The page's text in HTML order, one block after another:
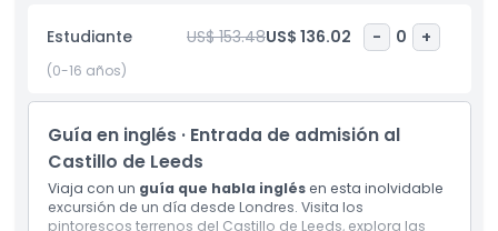
en barco por el río Támesis, ofreciendo una perspectiva
única del famoso horizonte de Londres. Este tour es ideal
para quienes buscan cultura, historia y belleza escénica en
Aspectos Destacados
Estudiante US$ 153.48US$ 136.02 - 0 +
(0-16 años)
Guía en inglés · Entrada de admisión al
Castillo de Leeds
Viaja con un guía que habla inglésen esta inolvidable
excursión de un día desde Londres. Visita los
pintorescos terrenos del Castillo de Leeds, explora las